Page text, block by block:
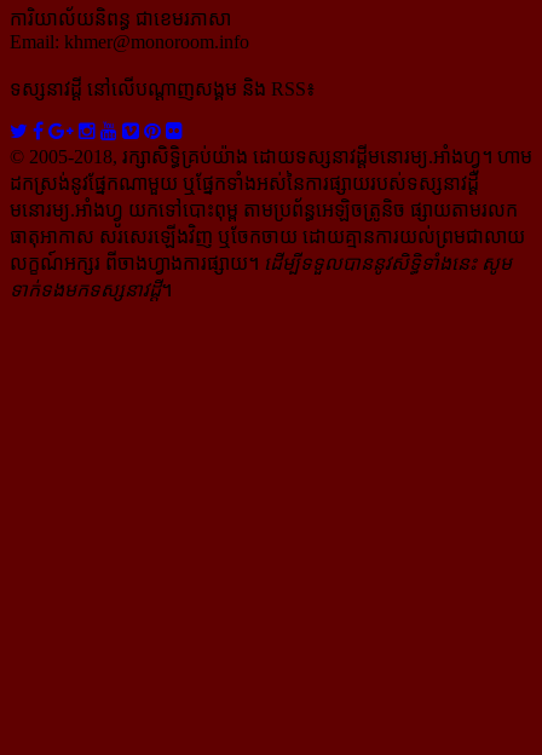
ការិយាល័យនិពន្ធ ជាខេមរភាសា
Email: khmer@monoroom.info
ទស្សនាវដ្ដី​ នៅលើបណ្ដាញសង្គម និង RSS៖
© 2005-2018, រក្សាសិទ្ធិគ្រប់យ៉ាង ដោយទស្សនាវដ្ដី​មនោរម្យ.អាំងហ្វូ។ ហាម​
ដក​ស្រង់​នូវ​ផ្នែក​ណា​មួយ​ ឬ​ផ្នែក​ទាំង​អស់​នៃ​ការ​ផ្សាយ​របស់​ទស្សនាវដ្ដី​​
មនោរម្យ.អាំងហ្វូ យក​ទៅ​​បោះពុម្ព តាម​ប្រព័ន្ធ​អេឡិច​ត្រូនិច ផ្សាយ​តាម​រលក​
ធាតុអាកាស សរសេរ​ឡើង​វិញ ឬ​ចែក​ចាយ​ ដោយ​គ្មាន​ការ​យល់ព្រមជា​លាយ​
លក្ខណ៍​អក្សរ​ ពី​ចាងហ្វាង​ការ​ផ្សាយ​។ ដើម្បី​ទទួល​បាននូវសិទ្ធិ​ទាំងនេះ សូម​
ទាក់​ទង​មក​ទស្សនាវដ្ដី។